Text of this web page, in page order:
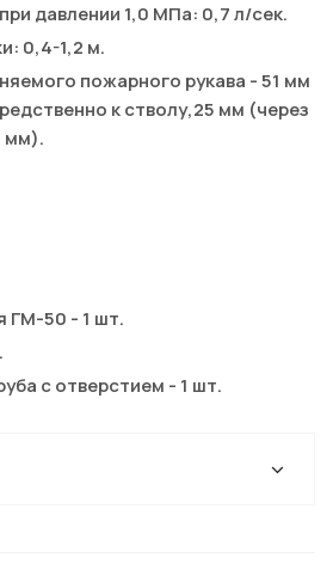
давлении 1,0 МПа: 0,7 л/сек.
0,4-1,2 м.
пожарного рукава - 51 мм
к стволу,25 мм (через
мм).
ГМ-50 - 1 шт.
с отверстием - 1 шт.